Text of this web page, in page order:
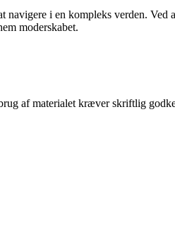
i en kompleks verden.
moderskabet.
af materialet kræver skriftlig